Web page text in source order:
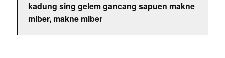
kadung sing gelem gancang sapuen makne
miber, makne miber